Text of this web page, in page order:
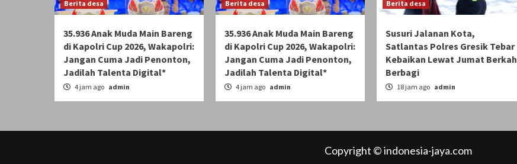
Berita desa
35.936 Anak Muda Main Bareng
di Kapolri Cup 2026, Wakapolri:
Jangan Cuma Jadi Penonton,
Jadilah Talenta Digital*
4 jam ago admin
Berita desa
35.936 Anak Muda Main Bareng
di Kapolri Cup 2026, Wakapolri:
Jangan Cuma Jadi Penonton,
Jadilah Talenta Digital*
4 jam ago admin
Berita desa
Susuri Jalanan Kota,
Satlantas Polres Gresik Tebar
Kebaikan Lewat Jumat Berkah
Berbagi
18 jam ago admin
Copyright © indonesia-jaya.com